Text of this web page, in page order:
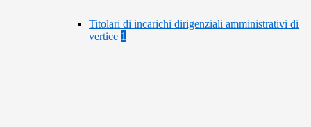
Titolari di incarichi dirigenziali amministrativi di
vertice 1